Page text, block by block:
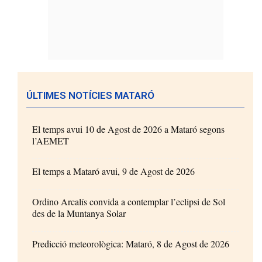
ÚLTIMES NOTÍCIES MATARÓ
El temps avui 10 de Agost de 2026 a Mataró segons
l’AEMET
El temps a Mataró avui, 9 de Agost de 2026
Ordino Arcalís convida a contemplar l’eclipsi de Sol
des de la Muntanya Solar
Predicció meteorològica: Mataró, 8 de Agost de 2026